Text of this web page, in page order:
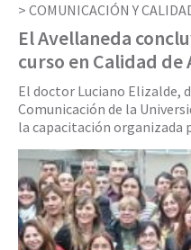
COMUNICACIÓN Y
El Avellaneda
curso en Calidad
El doctor Luciano Elizalde,
Comunicación de la
la capacitación